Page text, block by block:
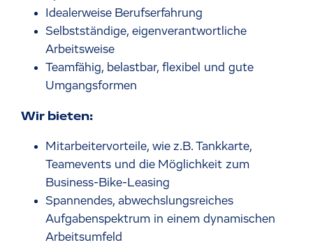
Idealerweise Berufserfahrung
Selbstständige, eigenverantwortliche
Arbeitsweise
Teamfähig, belastbar, flexibel und gute
Umgangsformen
Wir bieten:
Mitarbeitervorteile, wie z.B. Tankkarte,
Teamevents und die Möglichkeit zum
Business-Bike-Leasing
Spannendes, abwechslungsreiches
Aufgabenspektrum in einem dynamischen
Arbeitsumfeld